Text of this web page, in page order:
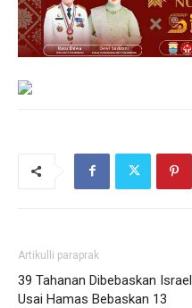
Artikulli paraprak
39 Tahanan Dibebaskan Israel
Usai Hamas Bebaskan 13